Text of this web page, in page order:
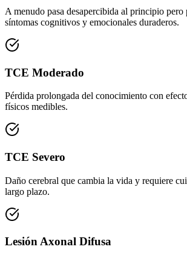
A menudo pasa desapercibida al principio pero
síntomas cognitivos y emocionales duraderos.
TCE Moderado
Pérdida prolongada del conocimiento con
físicos medibles.
TCE Severo
Daño cerebral que cambia la vida y requiere
largo plazo.
Lesión Axonal Difusa